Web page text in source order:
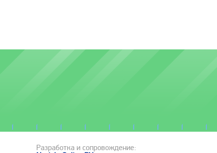
Разработка и сопровождение: